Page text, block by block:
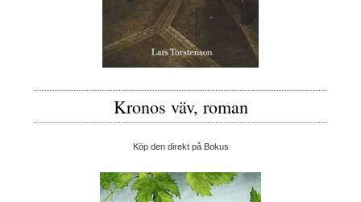
Kronos väv, roman
Köp den direkt på Bokus